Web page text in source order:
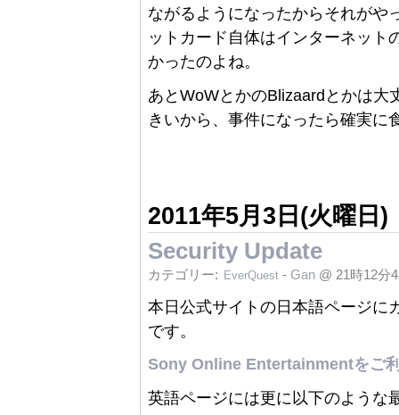
ながるようになったからそれがや
ットカード自体はインターネット
かったのよね。
あとWoWとかのBlizaardとかは大
きいから、事件になったら確実に
2011年5月3日(火曜日)
Security Update
カテゴリー: EverQuest - Gan @ 21時12分
本日公式サイトの日本語ページに
です。
Sony Online Entertainmentをご
英語ページには更に以下のような